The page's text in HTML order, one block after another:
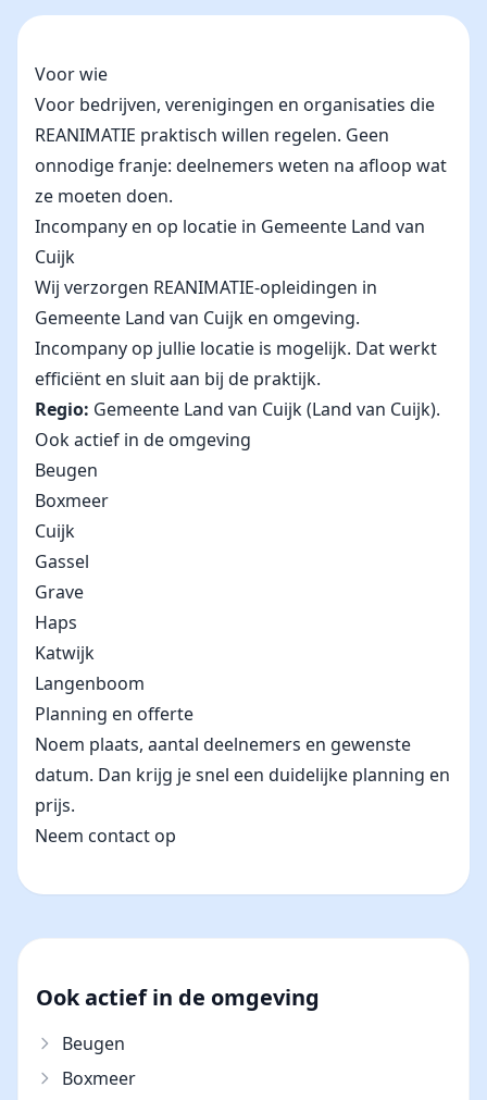
Voor wie
Voor bedrijven, verenigingen en organisaties die
REANIMATIE praktisch willen regelen. Geen
onnodige franje: deelnemers weten na afloop wat
ze moeten doen.
Incompany en op locatie in Gemeente Land van
Cuijk
Wij verzorgen REANIMATIE-opleidingen in
Gemeente Land van Cuijk en omgeving.
Incompany op jullie locatie is mogelijk. Dat werkt
efficiënt en sluit aan bij de praktijk.
Regio: Gemeente Land van Cuijk (Land van Cuijk).
Ook actief in de omgeving
Beugen
Boxmeer
Cuijk
Gassel
Grave
Haps
Katwijk
Langenboom
Planning en offerte
Noem plaats, aantal deelnemers en gewenste
datum. Dan krijg je snel een duidelijke planning en
prijs.
Neem contact op
Ook actief in de omgeving
Beugen
Boxmeer